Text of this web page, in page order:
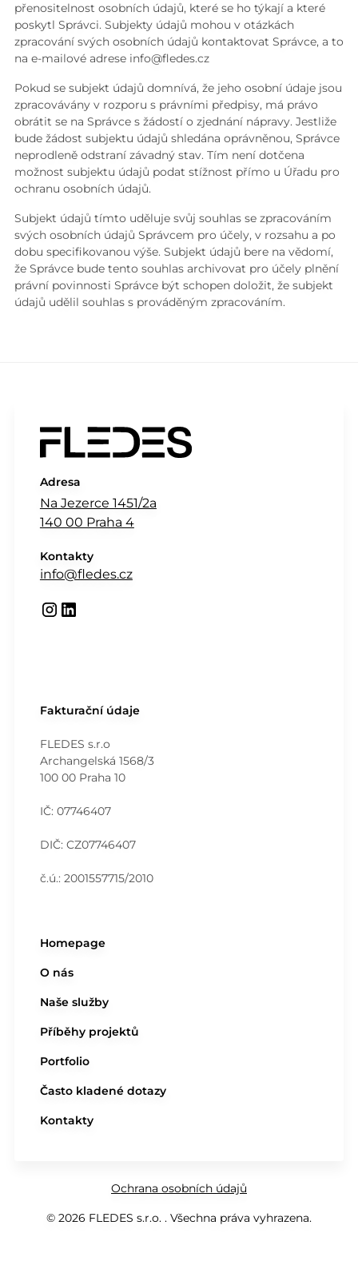
přenositelnost osobních údajů, které se ho týkají a které
poskytl Správci. Subjekty údajů mohou v otázkách
zpracování svých osobních údajů kontaktovat Správce, a to
na e-mailové adrese info@fledes.cz
Pokud se subjekt údajů domnívá, že jeho osobní údaje jsou
zpracovávány v rozporu s právními předpisy, má právo
obrátit se na Správce s žádostí o zjednání nápravy. Jestliže
bude žádost subjektu údajů shledána oprávněnou, Správce
neprodleně odstraní závadný stav. Tím není dotčena
možnost subjektu údajů podat stížnost přímo u Úřadu pro
ochranu osobních údajů.
Subjekt údajů tímto uděluje svůj souhlas se zpracováním
svých osobních údajů Správcem pro účely, v rozsahu a po
dobu specifikovanou výše. Subjekt údajů bere na vědomí,
že Správce bude tento souhlas archivovat pro účely plnění
právní povinnosti Správce být schopen doložit, že subjekt
údajů udělil souhlas s prováděným zpracováním.
Adresa
Na Jezerce 1451/2a
140 00 Praha 4
Kontakty
info@fledes.cz
Fakturační údaje
FLEDES s.r.o
Archangelská 1568/3
100 00 Praha 10
IČ: 07746407
DIČ: CZ07746407
č.ú.: 2001557715/2010
Homepage
O nás
Naše služby
Příběhy projektů
Portfolio
Často kladené dotazy
Kontakty
© 2026 FLEDES s.r.o. . Všechna práva vyhrazena.
Ochrana osobních údajů